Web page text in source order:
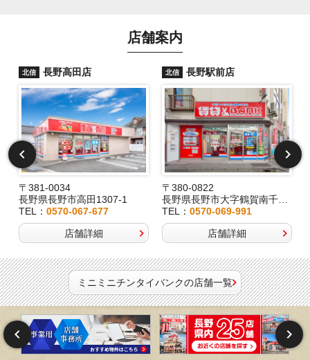
店舗案内
北信 長野高田店
〒381-0034
長野県長野市高田1307-1
TEL： 0570-067-677
店舗詳細
北信 長野駅前店
〒380-0822
長野県長野市大字鶴賀南千歳町826
TEL： 0570-069-991
店舗詳細
ミニミニチンタイバンクの店舗一覧